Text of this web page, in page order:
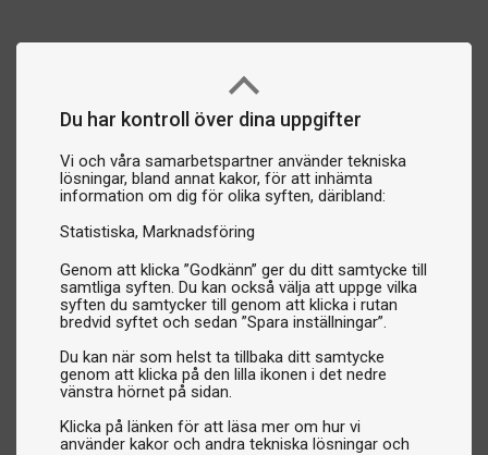
Du har kontroll över dina uppgifter
Vi och våra samarbetspartner använder tekniska
lösningar, bland annat kakor, för att inhämta
information om dig för olika syften, däribland:
Statistiska Marknadsföring
Genom att klicka ”Godkänn” ger du ditt samtycke till
samtliga syften. Du kan också välja att uppge vilka
syften du samtycker till genom att klicka i rutan
bredvid syftet och sedan ”Spara inställningar”.
Du kan när som helst ta tillbaka ditt samtycke
genom att klicka på den lilla ikonen i det nedre
vänstra hörnet på sidan.
Klicka på länken för att läsa mer om hur vi
använder kakor och andra tekniska lösningar och